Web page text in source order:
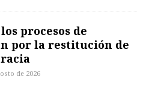
procesos de
por la restitución de
de 2026